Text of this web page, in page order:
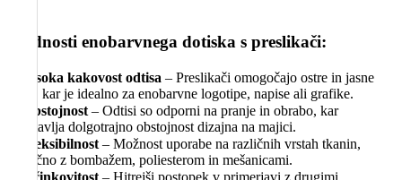
Prednosti enobarvnega dotiska s preslikači:
Visoka kakovost odtisa – Preslikači omogočajo ostre in jasne
linije, kar je idealno za enobarvne logotipe, napise ali grafike.
Obstojnost – Odtisi so odporni na pranje in obrabo, kar
zagotavlja dolgotrajno obstojnost dizajna na majici.
Fleksibilnost – Možnost uporabe na različnih vrstah tkanin,
vključno z bombažem, poliesterom in mešanicami.
Učinkovitost – Hitrejši postopek v primerjavi z drugimi